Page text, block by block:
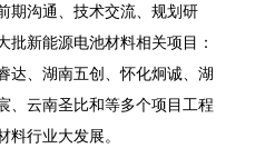
前期沟通、技术交流、规划研
一大批新能源电池材料相关项目：
达、湖南五创、怀化炯诚、湖
宸、云南圣比和等多个项目工程
行业大发展。